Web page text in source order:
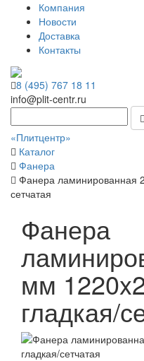
Компания
Новости
Доставка
Контакты
8 (495) 767 18 11
info@plit-centr.ru
«Плитцентр»
Каталог
Фанера
Фанера ламинированная
сетчатая
Фанера
мм
гладкая/